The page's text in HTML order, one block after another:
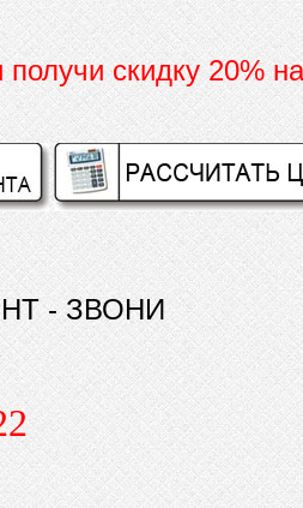
получи скидку 20%
- ЗВОНИ